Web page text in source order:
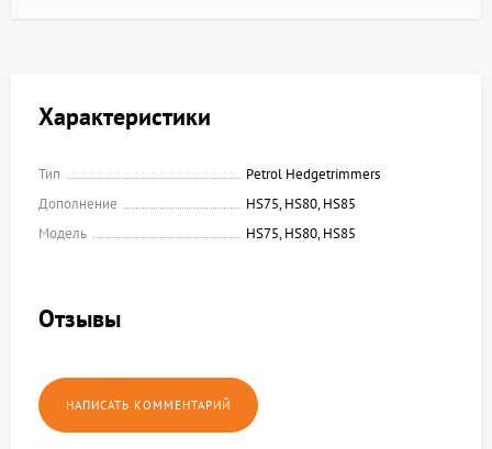
Характеристики
Тип
Petrol Hedgetrimmers
Дополнение
HS75, HS80, HS85
Модель
HS75, HS80, HS85
Отзывы